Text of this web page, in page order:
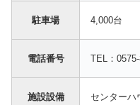
駐車場 4,000台
電話番号 TEL：
施設設備 センターハ